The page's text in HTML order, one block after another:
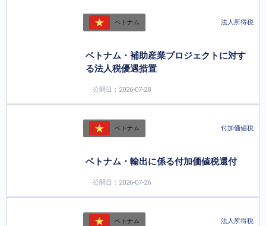
ベトナム 法人所得税
ベトナム・補助産業プロジェクトに対す
る法人税優遇措置
公開日：2026-07-28
ベトナム 付加価値税
ベトナム・輸出に係る付加価値税還付
公開日：2026-07-26
ベトナム 法人所得税